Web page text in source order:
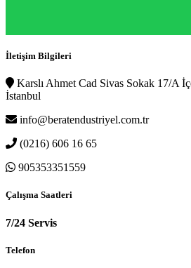
İletişim Bilgileri
Karslı Ahmet Cad Sivas Sokak 17/A
İstanbul
info@beratendustriyel.com.tr
(0216) 606 16 65
905353351559
Çalışma Saatleri
7/24 Servis
Telefon